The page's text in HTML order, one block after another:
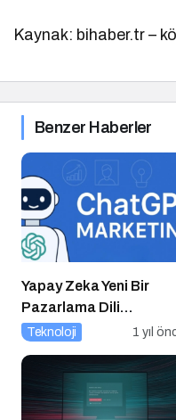
Kaynak: bihaber.tr –
Benzer Haberler
Yapay Zeka Yeni Bir
Pazarlama Dili
Konuşuyor:
Güncellemeleri ve
Markalara Yönelik
Fırsatlar
Teknoloji 1 yıl